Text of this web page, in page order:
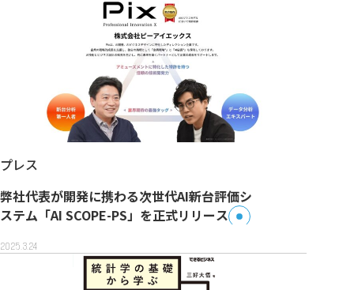
プレス
弊社代表が開発に携わる次世代AI新台評価シ
ステム「AI SCOPE-PS」を正式リリース
2025.3.24